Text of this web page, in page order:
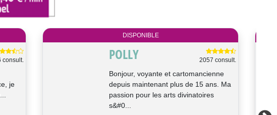
consult.
Ma
DISPONIBLE
RUBIS 130 consult.
💫 Je suis Rubis… et peut-être que si
vous lisez ces mots, ce n’est pas un
hasard. ✨ Médium, cartomancienne et
n...